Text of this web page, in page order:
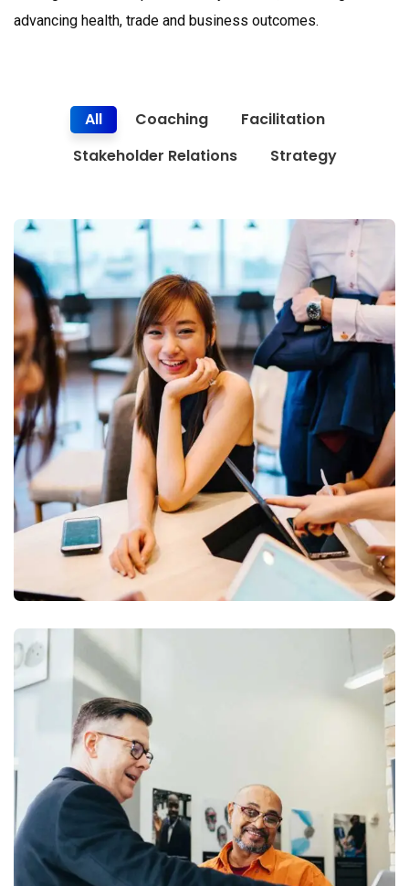
advancing health, trade and business outcomes.
All Coaching
Facilitation
Stakeholder Relations
Strategy